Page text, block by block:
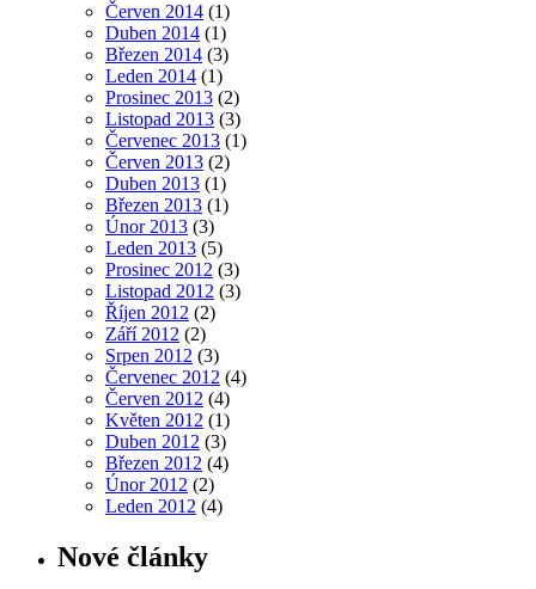
Červen 2014 (1)
Duben 2014 (1)
Březen 2014 (3)
Leden 2014 (1)
Prosinec 2013 (2)
Listopad 2013 (3)
Červenec 2013 (1)
Červen 2013 (2)
Duben 2013 (1)
Březen 2013 (1)
Únor 2013 (3)
Leden 2013 (5)
Prosinec 2012 (3)
Listopad 2012 (3)
Říjen 2012 (2)
Září 2012 (2)
Srpen 2012 (3)
Červenec 2012 (4)
Červen 2012 (4)
Květen 2012 (1)
Duben 2012 (3)
Březen 2012 (4)
Únor 2012 (2)
Leden 2012 (4)
Nové články